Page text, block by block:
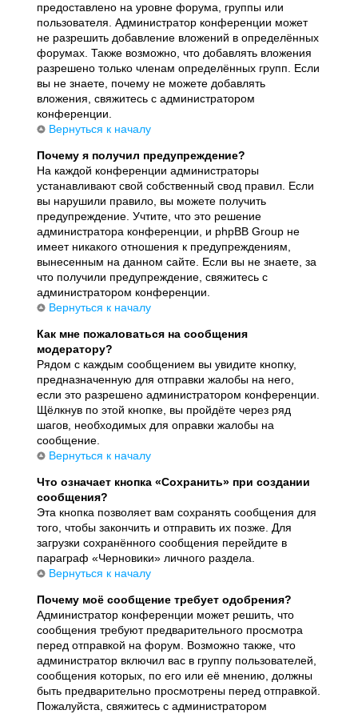
предоставлено на уровне форума, группы или
пользователя. Администратор конференции может
не разрешить добавление вложений в определённых
форумах. Также возможно, что добавлять вложения
разрешено только членам определённых групп. Если
вы не знаете, почему не можете добавлять
вложения, свяжитесь с администратором
конференции.
Вернуться к началу
Почему я получил предупреждение?
На каждой конференции администраторы
устанавливают свой собственный свод правил. Если
вы нарушили правило, вы можете получить
предупреждение. Учтите, что это решение
администратора конференции, и phpBB Group не
имеет никакого отношения к предупреждениям,
вынесенным на данном сайте. Если вы не знаете, за
что получили предупреждение, свяжитесь с
администратором конференции.
Вернуться к началу
Как мне пожаловаться на сообщения
модератору?
Рядом с каждым сообщением вы увидите кнопку,
предназначенную для отправки жалобы на него,
если это разрешено администратором конференции.
Щёлкнув по этой кнопке, вы пройдёте через ряд
шагов, необходимых для оправки жалобы на
сообщение.
Вернуться к началу
Что означает кнопка «Сохранить» при создании
сообщения?
Эта кнопка позволяет вам сохранять сообщения для
того, чтобы закончить и отправить их позже. Для
загрузки сохранённого сообщения перейдите в
параграф «Черновики» личного раздела.
Вернуться к началу
Почему моё сообщение требует одобрения?
Администратор конференции может решить, что
сообщения требуют предварительного просмотра
перед отправкой на форум. Возможно также, что
администратор включил вас в группу пользователей,
сообщения которых, по его или её мнению, должны
быть предварительно просмотрены перед отправкой.
Пожалуйста, свяжитесь с администратором